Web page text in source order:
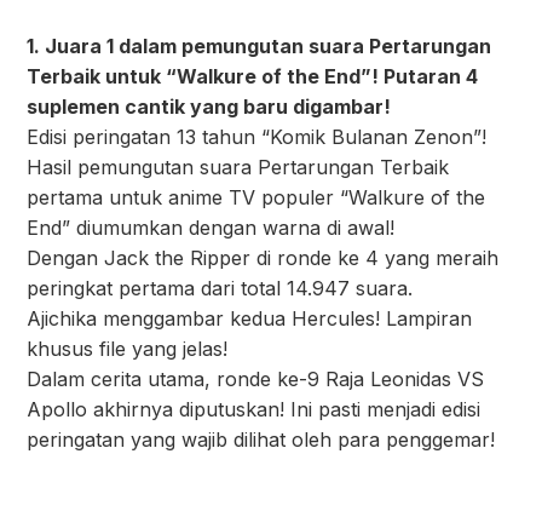
1. Juara 1 dalam pemungutan suara Pertarungan
Terbaik untuk “Walkure of the End”! Putaran 4
suplemen cantik yang baru digambar!
Edisi peringatan 13 tahun “Komik Bulanan Zenon”!
Hasil pemungutan suara Pertarungan Terbaik
pertama untuk anime TV populer “Walkure of the
End” diumumkan dengan warna di awal!
Dengan Jack the Ripper di ronde ke 4 yang meraih
peringkat pertama dari total 14.947 suara.
Ajichika menggambar kedua Hercules! Lampiran
khusus file yang jelas!
Dalam cerita utama, ronde ke-9 Raja Leonidas VS
Apollo akhirnya diputuskan! Ini pasti menjadi edisi
peringatan yang wajib dilihat oleh para penggemar!